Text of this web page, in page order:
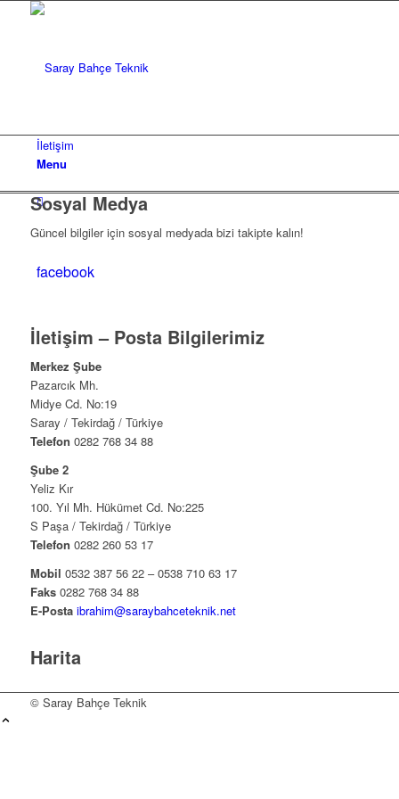
İletişim
Menu
Sosyal Medya
Güncel bilgiler için sosyal medyada bizi takipte kalın!
facebook
İletişim – Posta Bilgilerimiz
Merkez Şube
Pazarcık Mh.
Midye Cd. No:19
Saray / Tekirdağ / Türkiye
Telefon 0282 768 34 88
Şube 2
Yeliz Kır
100. Yıl Mh. Hükümet Cd. No:225
S Paşa / Tekirdağ / Türkiye
Telefon 0282 260 53 17
Mobil 0532 387 56 22 – 0538 710 63 17
Faks0282 768 34 88
E-Posta ibrahim@saraybahceteknik.net
Harita
© Saray Bahçe Teknik